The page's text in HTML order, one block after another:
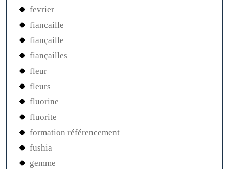
fevrier
fiancaille
fiançaille
fiançailles
fleur
fleurs
fluorine
fluorite
formation référencement
fushia
gemme